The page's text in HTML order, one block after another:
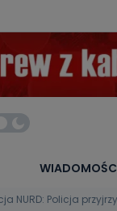
NURD: Policja